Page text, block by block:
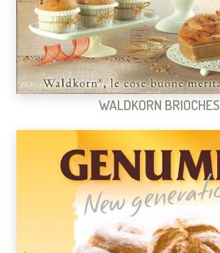
WALDKORN BRIOCHES